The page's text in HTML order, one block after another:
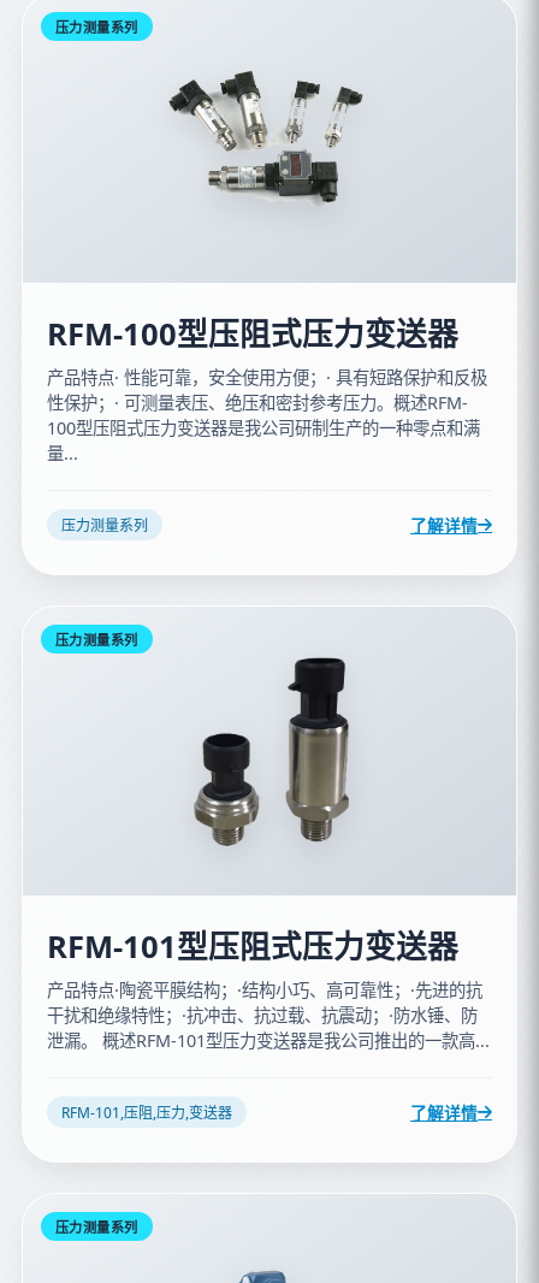
压力测量系列
RFM-100型压阻式压力变送器
产品特点· 性能可靠，安全使用方便；· 具有短路保护和反极
性保护；· 可测量表压、绝压和密封参考压力。概述RFM-
100型压阻式压力变送器是我公司研制生产的一种零点和满
量...
压力测量系列 了解详情
压力测量系列
RFM-101型压阻式压力变送器
产品特点·陶瓷平膜结构；·结构小巧、高可靠性；·先进的抗
干扰和绝缘特性；·抗冲击、抗过载、抗震动；·防水锤、防
泄漏。 概述RFM-101型压力变送器是我公司推出的一款高...
RFM-101,压阻,压力,变送器 了解详情
压力测量系列